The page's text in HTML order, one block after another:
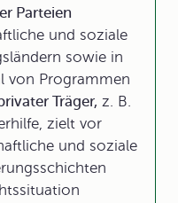
Parteien
und soziale
sowie in
von Programmen
Träger, z. B.
zielt vor
und soziale